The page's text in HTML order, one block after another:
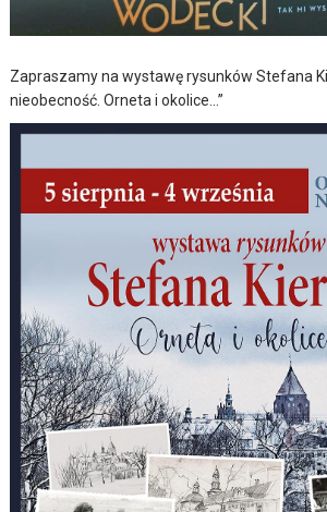
Zapraszamy na wystawę rysunków Stefana
nieobecność. Orneta i okolice…”